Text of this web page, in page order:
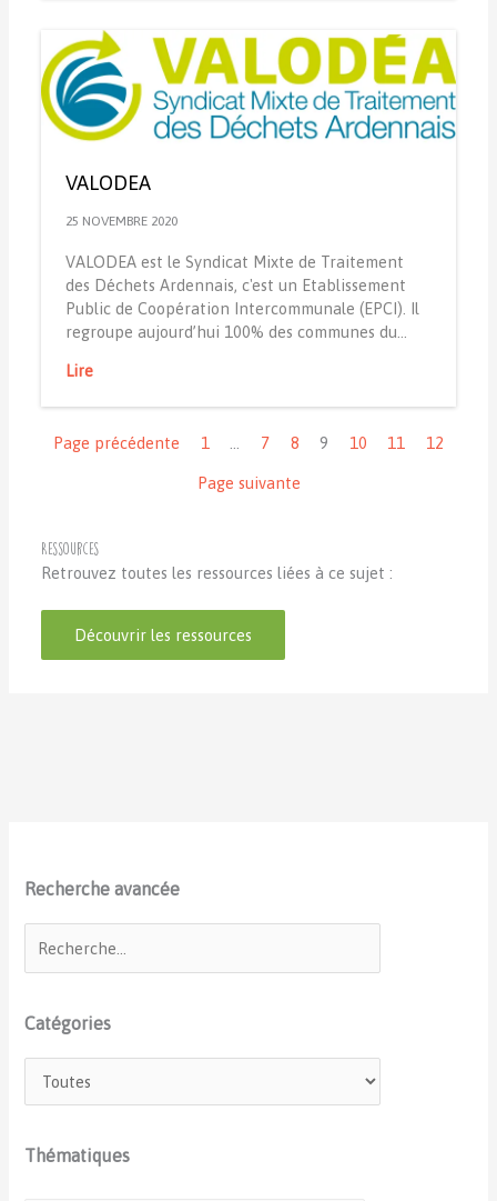
VALODEA
25 NOVEMBRE 2020
VALODEA est le Syndicat Mixte de Traitement
des Déchets Ardennais, c'est un Etablissement
Public de Coopération Intercommunale (EPCI). Il
regroupe aujourd’hui 100% des communes du…
Lire
Page précédente
1 7 8 9 10 11 12
Page suivante
Ressources
Retrouvez toutes les ressources liées à ce sujet :
Découvrir les ressources
Recherche avancée
Catégories
Thématiques